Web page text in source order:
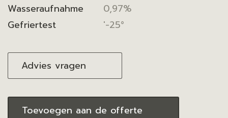
Wasseraufnahme
0,97%
Gefriertest
'-25°
Advies vragen
Toevoegen aan de offerte